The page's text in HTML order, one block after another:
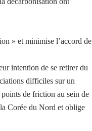
» et minimise l’accord de
intention de se retirer du
difficiles sur un
de friction au sein de
Corée du Nord et oblige